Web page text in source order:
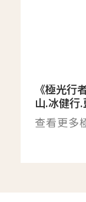
《極光行
山.冰健行
查看更多